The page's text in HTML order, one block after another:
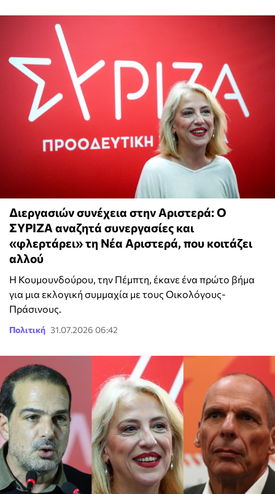
Διεργασιών συνέχεια στην Αριστερά: Ο
ΣΥΡΙΖΑ αναζητά συνεργασίες και
«φλερτάρει» τη Νέα Αριστερά, που κοιτάζει
αλλού
Η Κουμουνδούρου, την Πέμπτη, έκανε ένα πρώτο βήμα
για μια εκλογική συμμαχία με τους Οικολόγους-
Πράσινους.
Πολιτική 31.07.2026 06:42